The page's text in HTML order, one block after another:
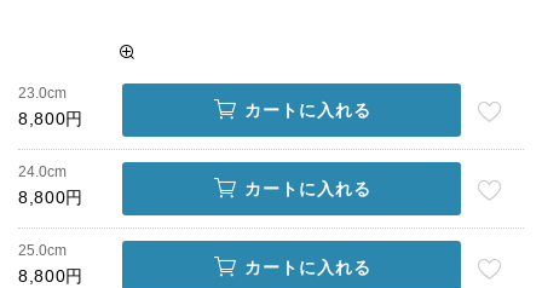
23.0cm
8,800円 カートに入れる
24.0cm
8,800円 カートに入れる
25.0cm
8,800円 カートに入れる